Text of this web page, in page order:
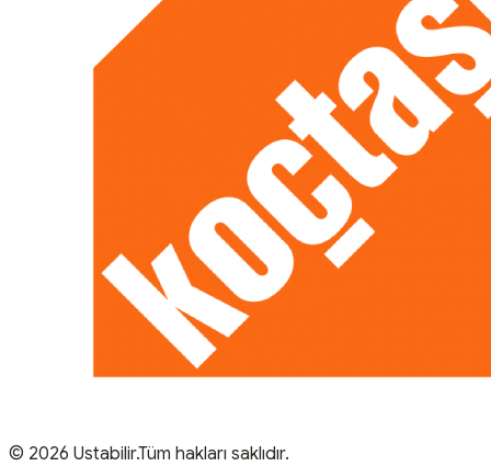
© 2026 Ustabilir.Tüm hakları saklıdır.